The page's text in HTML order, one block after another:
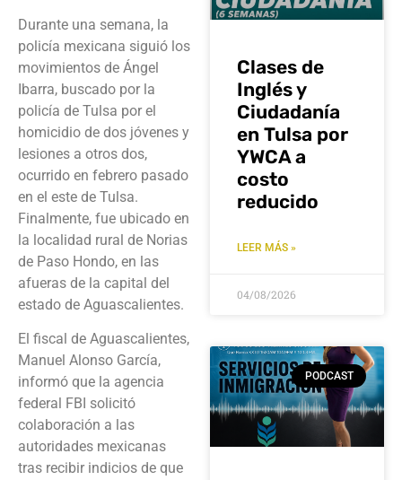
Durante una semana, la
policía mexicana siguió los
movimientos de Ángel
Ibarra, buscado por la
policía de Tulsa por el
homicidio de dos jóvenes y
lesiones a otros dos,
ocurrido en febrero pasado
en el este de Tulsa.
Finalmente, fue ubicado en
la localidad rural de Norias
de Paso Hondo, en las
afueras de la capital del
estado de Aguascalientes.
El fiscal de Aguascalientes,
Manuel Alonso García,
informó que la agencia
federal FBI solicitó
colaboración a las
autoridades mexicanas
tras recibir indicios de que
Clases de
Inglés y
Ciudadanía
en Tulsa por
YWCA a
costo
reducido
LEER MÁS »
04/08/2026
PODCAST